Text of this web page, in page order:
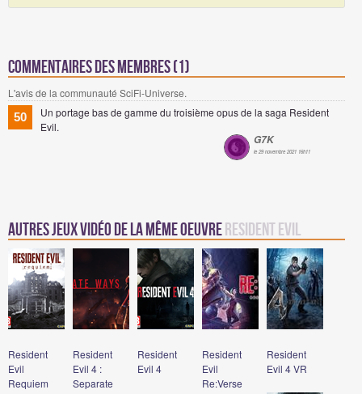
Commentaires des membres (1)
L'avis de la communauté SciFi-Universe.
50
Un portage bas de gamme du troisième opus de la saga Resident
Evil.
G7K
le 29 novembre 2021 16h11
Autres jeux vidéo de la même oeuvreResident Evil
Resident
Evil
Requiem
Resident
Evil 4 :
Separate
Resident
Evil 4
Resident
Evil
Re:Verse
Resident
Evil 4 VR